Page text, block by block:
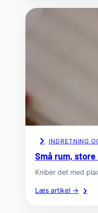
INDRETNING
Små rum,
Kniber det med
Læs artikel →: